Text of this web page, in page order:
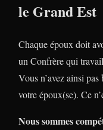
le Grand Est
Chaque époux doit
un Confrère qui
Vous n’avez ainsi
votre époux(se). Ce
Nous sommes